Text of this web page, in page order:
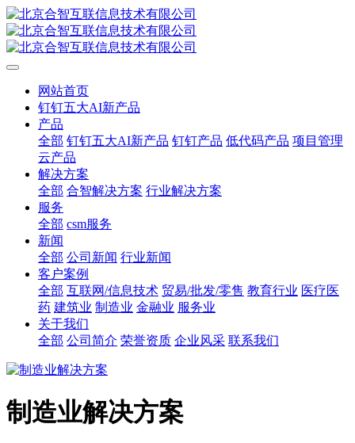
网站首页
钉钉五大AI新产品
产品
全部 钉钉五大AI新产品 钉钉产品 低代码产品 项目管理
云产品
解决方案
全部 合智解决方案 行业解决方案
服务
全部 csm服务
新闻
全部 公司新闻 行业新闻
客户案例
全部 互联网/信息技术 贸易/批发/零售 教育行业 医疗医
药 建筑业 制造业 金融业 服务业
关于我们
全部 公司简介 荣誉资质 企业风采 联系我们
制造业解决方案